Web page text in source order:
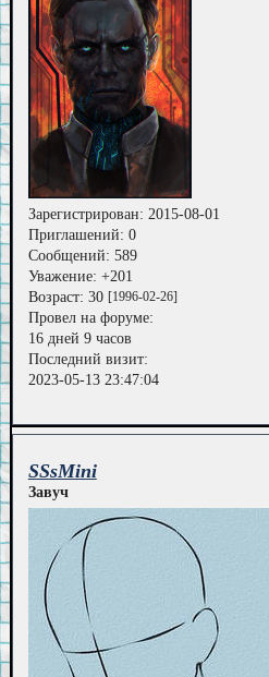
Зарегистрирован: 2015-08-01
Приглашений: 0
Сообщений: 589
Уважение: +201
Возраст: 30 [1996-02-26]
Провел на форуме:
16 дней 9 часов
Последний визит:
2023-05-13 23:47:04
SSsMini
Завуч